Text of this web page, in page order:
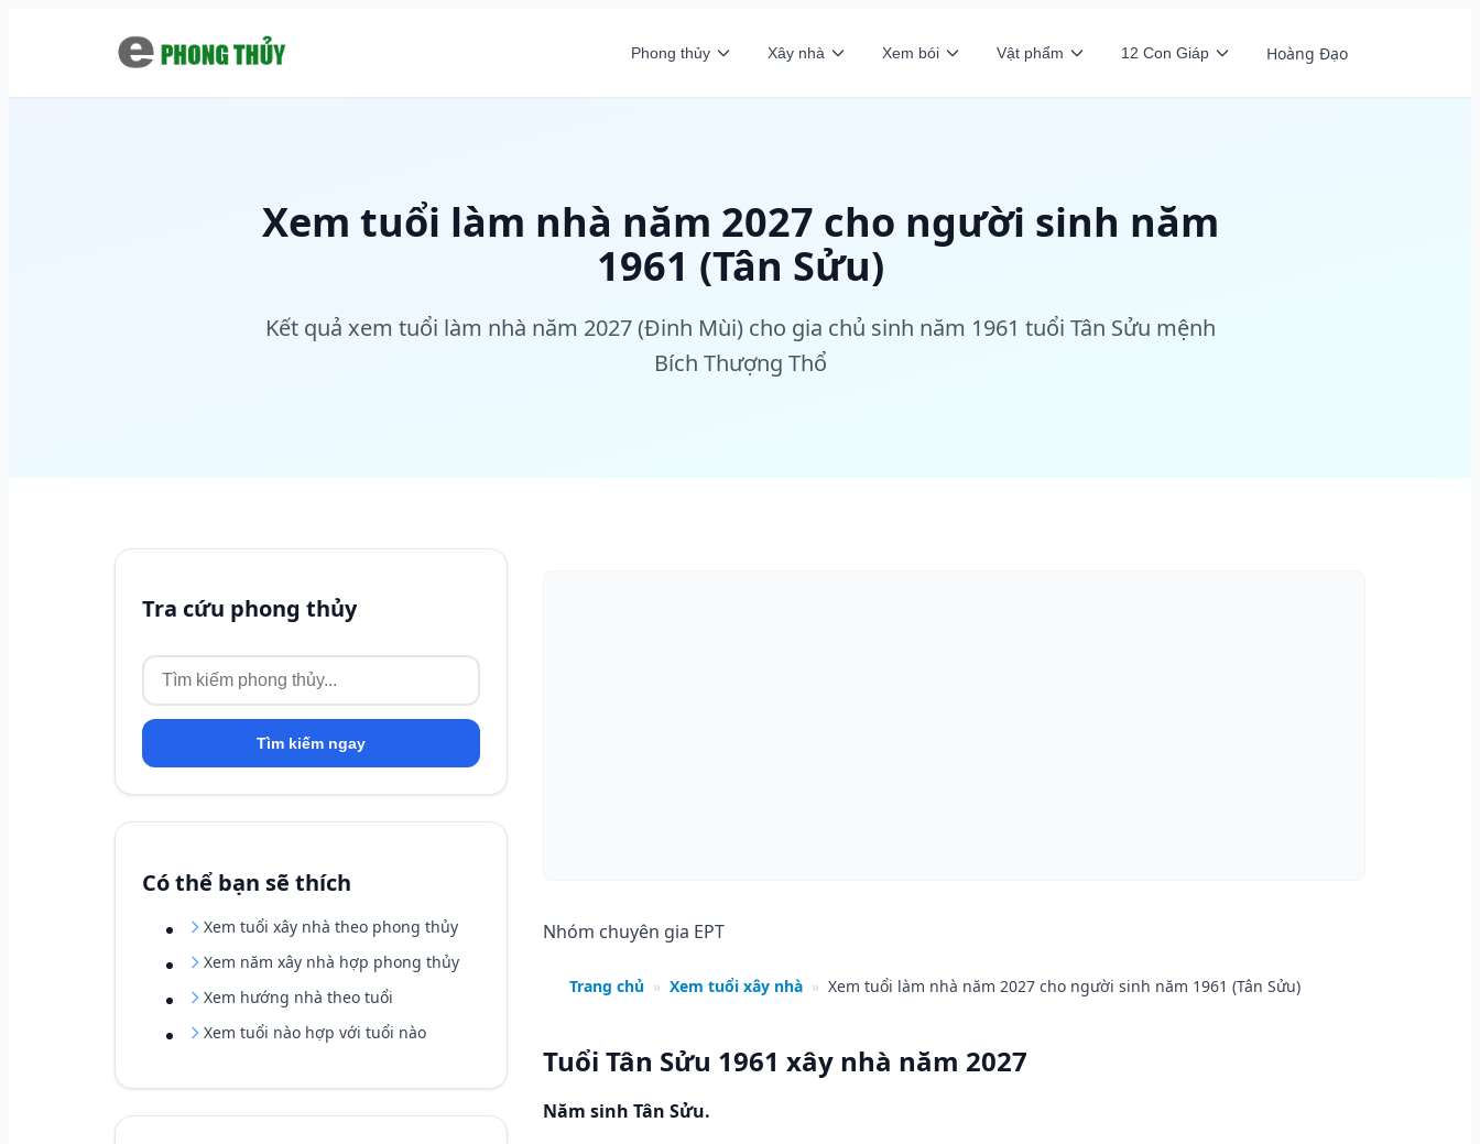
Phong thủy Xây nhà Xem bói Vật phẩm 12 Con Giáp Hoàng Đạo
Xem tuổi làm nhà năm 2027 cho người sinh năm
1961 (Tân Sửu)
Kết quả xem tuổi làm nhà năm 2027 (Đinh Mùi) cho gia chủ sinh năm 1961 tuổi Tân Sửu mệnh
Bích Thượng Thổ
Tra cứu phong thủy
Tìm kiếm ngay
Có thể bạn sẽ thích
Xem tuổi xây nhà theo phong thủy
Xem năm xây nhà hợp phong thủy
Xem hướng nhà theo tuổi
Xem tuổi nào hợp với tuổi nào
Nhóm chuyên gia EPT
Trang chủ » Xem tuổi xây nhà » Xem tuổi làm nhà năm 2027 cho người sinh năm 1961 (Tân Sửu)
Tuổi Tân Sửu 1961 xây nhà năm 2027
Năm sinh Tân Sửu.